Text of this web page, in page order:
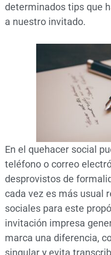
determinados tips que
a nuestro invitado.
En el quehacer social
teléfono o correo
desprovistos de
cada vez es más usual
sociales para este
invitación impresa
marca una diferencia,
singular y evita